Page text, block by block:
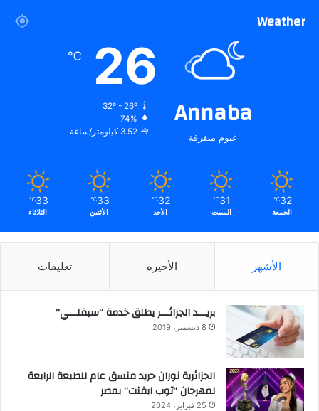
Weather
Annaba
غيوم متفرقة
26
℃
32º - 26º
74%
3.52 كيلومتر/ساعة
32
℃
الجمعة
31
℃
السبت
32
℃
الأحد
33
℃
الأثنين
33
℃
الثلاثاء
الأشهر الأخيرة تعليقات
بريـــد الجزائـــر يطلق خدمة “سبقلـــي”
8 ديسمبر، 2019
الجزائرية نوران حريد منسق عام للطبعة الرابعة
لمهرجان “توب ايفنت” بمصر
25 فبراير، 2024